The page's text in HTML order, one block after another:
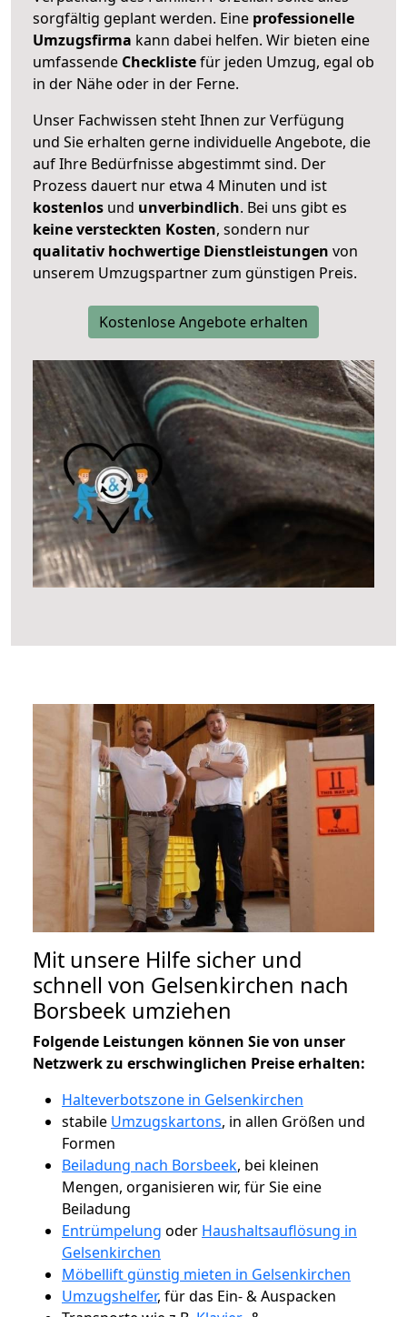
sorgfältig geplant werden. Eine professionelle
Umzugsfirma kann dabei helfen. Wir bieten eine
umfassende Checklistefür jeden Umzug, egal ob
in der Nähe oder in der Ferne.
Unser Fachwissen steht Ihnen zur Verfügung
und Sie erhalten gerne individuelle Angebote, die
auf Ihre Bedürfnisse abgestimmt sind. Der
Prozess dauert nur etwa 4 Minuten und ist
kostenlos und unverbindlich. Bei uns gibt es
keine versteckten Kosten, sondern nur
qualitativ hochwertige Dienstleistungen von
unserem Umzugspartner zum günstigen Preis.
Kostenlose Angebote erhalten
Mit unsere Hilfe sicher und
schnell von Gelsenkirchen nach
Borsbeek umziehen
Folgende Leistungen können Sie von unser
Netzwerk zu erschwinglichen Preise erhalten:
Halteverbotszone in Gelsenkirchen
stabile Umzugskartons, in allen Größen und
Formen
Beiladung nach Borsbeek, bei kleinen
Mengen, organisieren wir, für Sie eine
Beiladung
Entrümpelung oder Haushaltsauflösung in
Gelsenkirchen
Möbellift günstig mieten in Gelsenkirchen
Umzugshelfer, für das Ein- & Auspacken